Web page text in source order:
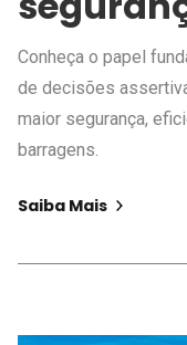
Conheça o papel
de decisões
maior segurança,
barragens.
Saiba Mais